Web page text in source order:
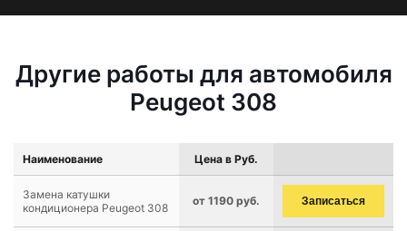
Другие работы для автомобиля
Peugeot 308
Наименование Цена в Руб.
Замена катушки
кондиционера Peugeot 308
от 1190 руб. Записаться